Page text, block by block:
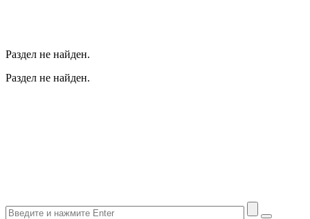
Раздел не найден.
Раздел не найден.